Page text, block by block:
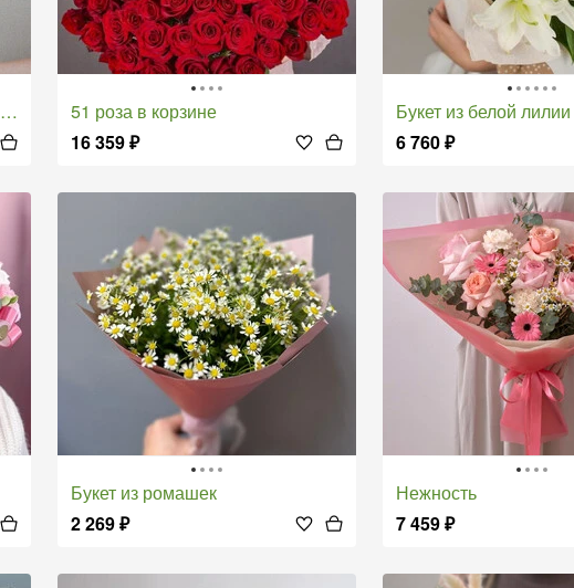
51 роза в корзине
16 359₽
Букет из белой лилии
6 760₽
Букет из ромашек
2 269₽
Нежность
7 459₽